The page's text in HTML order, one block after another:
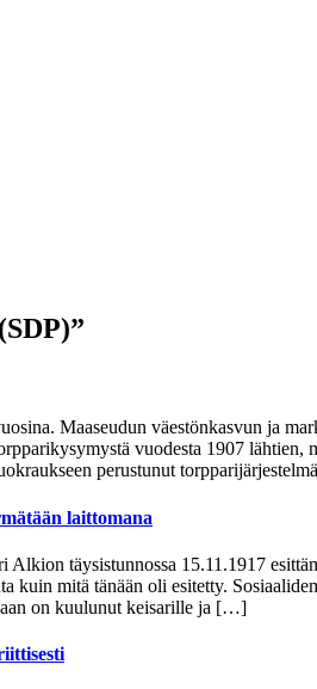
Maaseudun väestönkasvun ja
vuodesta 1907 lähtien,
perustunut
laittomana
täysistunnossa 15.11.1917
kuin mitä tänään oli esitetty.
on kuulunut keisarille ja […]